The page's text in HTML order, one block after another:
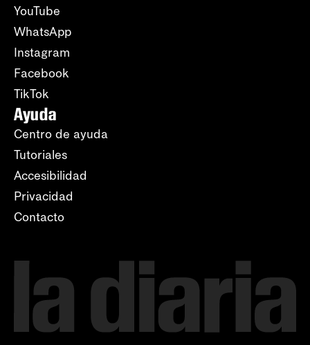
YouTube
WhatsApp
Instagram
Facebook
TikTok
Ayuda
Centro de ayuda
Tutoriales
Accesibilidad
Privacidad
Contacto